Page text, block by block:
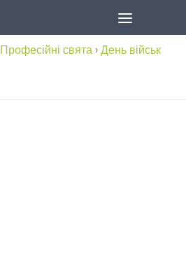
Професійні свята ›День військ